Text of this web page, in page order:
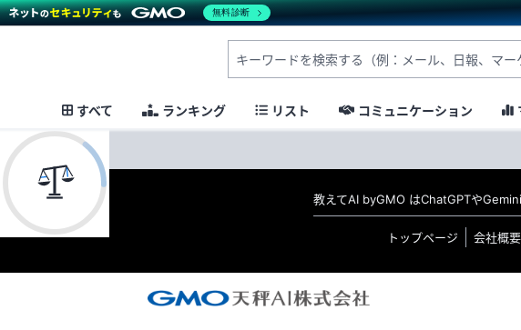
すべて ランキング リスト コミュニケーション
教えてAI byGMO はChatGPTや
トップページ 会社概要
無料診断